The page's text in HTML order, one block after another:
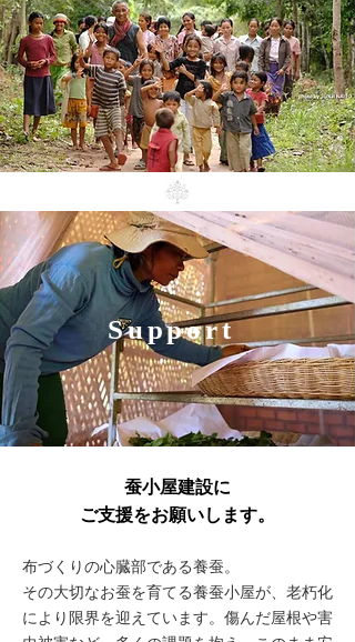
Support
蚕小屋建設に
ご支援をお願いします。
布づくりの心臓部である養蚕。
その大切なお蚕を育てる養蚕小屋が、老朽化
により限界を迎えています。傷んだ屋根や害